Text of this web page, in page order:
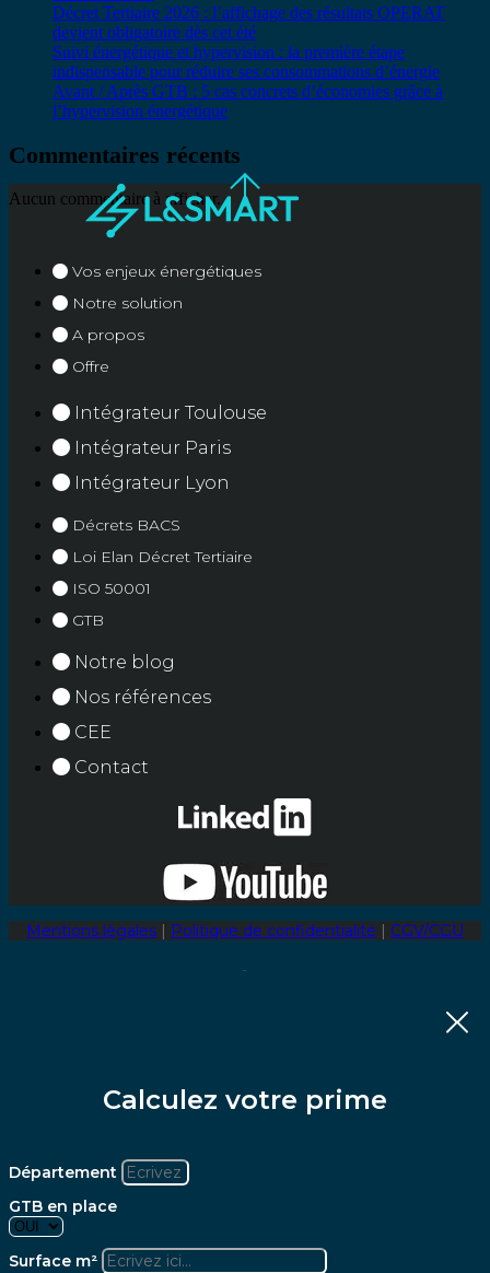
Décret Tertiaire 2026 : l’affichage des résultats OPERAT
devient obligatoire dès cet été
Suivi énergétique et hypervision : la première étape
indispensable pour réduire ses consommations d’énergie
Avant / Après GTB : 5 cas concrets d’économies grâce à
l’hypervision énergétique
Commentaires récents
Aucun commentaire à afficher.
Vos enjeux énergétiques
Notre solution
A propos
Offre
Intégrateur Toulouse
Intégrateur Paris
Intégrateur Lyon
Décrets BACS
Loi Elan Décret Tertiaire
ISO 50001
GTB
Notre blog
Nos références
CEE
Contact
Mentions légales Politique de confidentialité CGV/CGU
Calculez votre prime
Département
GTB en place
Surface m²